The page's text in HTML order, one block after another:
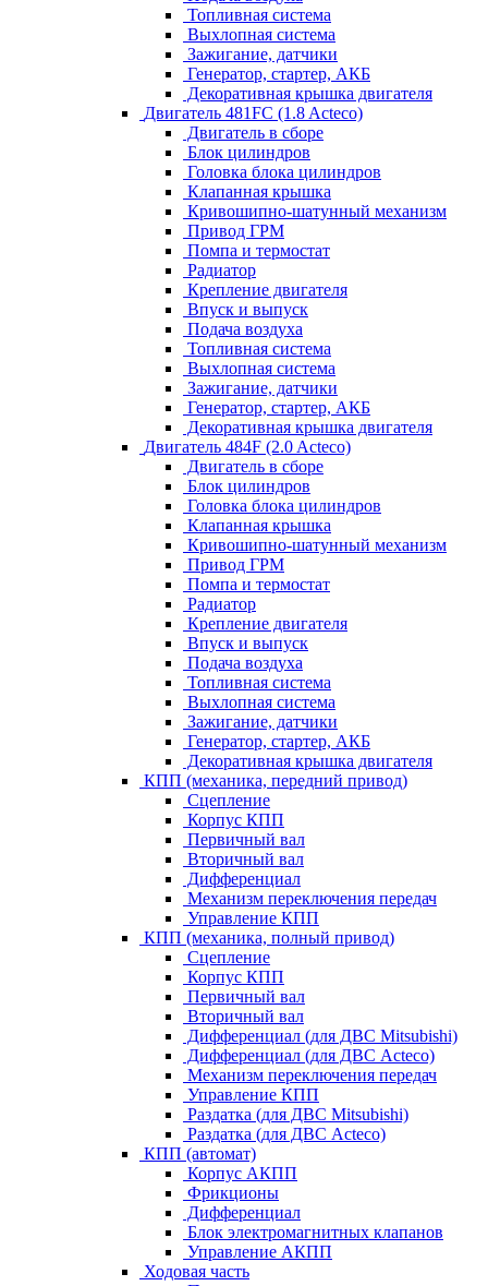
Топливная система
Выхлопная система
Зажигание, датчики
Генератор, стартер, АКБ
Декоративная крышка двигателя
Двигатель 481FC (1.8 Acteco)
Двигатель в сборе
Блок цилиндров
Головка блока цилиндров
Клапанная крышка
Кривошипно-шатунный механизм
Привод ГРМ
Помпа и термостат
Радиатор
Крепление двигателя
Впуск и выпуск
Подача воздуха
Топливная система
Выхлопная система
Зажигание, датчики
Генератор, стартер, АКБ
Декоративная крышка двигателя
Двигатель 484F (2.0 Acteco)
Двигатель в сборе
Блок цилиндров
Головка блока цилиндров
Клапанная крышка
Кривошипно-шатунный механизм
Привод ГРМ
Помпа и термостат
Радиатор
Крепление двигателя
Впуск и выпуск
Подача воздуха
Топливная система
Выхлопная система
Зажигание, датчики
Генератор, стартер, АКБ
Декоративная крышка двигателя
КПП (механика, передний привод)
Сцепление
Корпус КПП
Первичный вал
Вторичный вал
Дифференциал
Механизм переключения передач
Управление КПП
КПП (механика, полный привод)
Сцепление
Корпус КПП
Первичный вал
Вторичный вал
Дифференциал (для ДВС Mitsubishi)
Дифференциал (для ДВС Acteco)
Механизм переключения передач
Управление КПП
Раздатка (для ДВС Mitsubishi)
Раздатка (для ДВС Acteco)
КПП (автомат)
Корпус АКПП
Фрикционы
Дифференциал
Блок электромагнитных клапанов
Управление АКПП
Ходовая часть